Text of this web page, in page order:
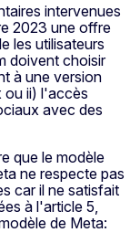
intervenues
2023 une offre
les utilisateurs
doivent choisir
à une version
ou ii) l'accès
avec des
que le modèle
ne respecte pas
car il ne satisfait
à l'article 5,
de Meta: